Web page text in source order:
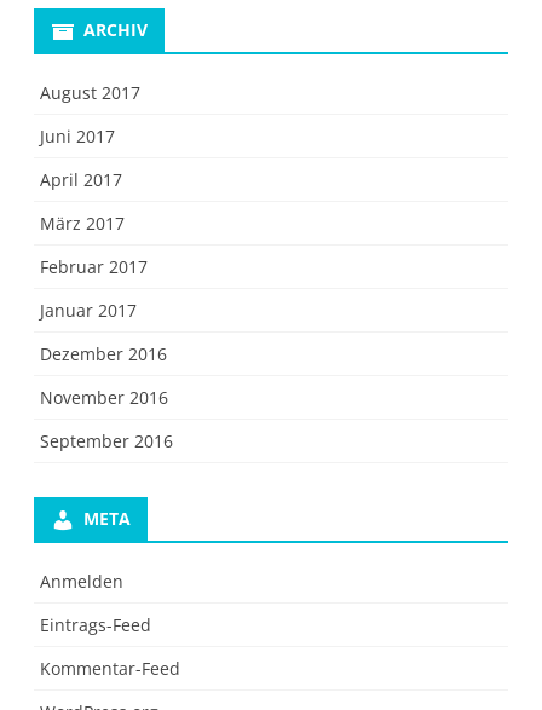
ARCHIV
August 2017
Juni 2017
April 2017
März 2017
Februar 2017
Januar 2017
Dezember 2016
November 2016
September 2016
META
Anmelden
Eintrags-Feed
Kommentar-Feed